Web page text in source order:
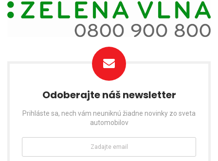
Odoberajte náš newsletter
Prihláste sa, nech vám neuniknú žiadne novinky zo sveta
automobilov